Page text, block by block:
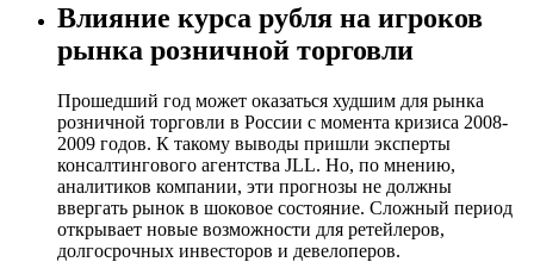
Влияние курса рубля на игроков
рынка розничной торговли
Прошедший год может оказаться худшим для рынка
розничной торговли в России с момента кризиса 2008-
2009 годов. К такому выводы пришли эксперты
консалтингового агентства JLL. Но, по мнению,
аналитиков компании, эти прогнозы не должны
ввергать рынок в шоковое состояние. Сложный период
открывает новые возможности для ретейлеров,
долгосрочных инвесторов и девелоперов.